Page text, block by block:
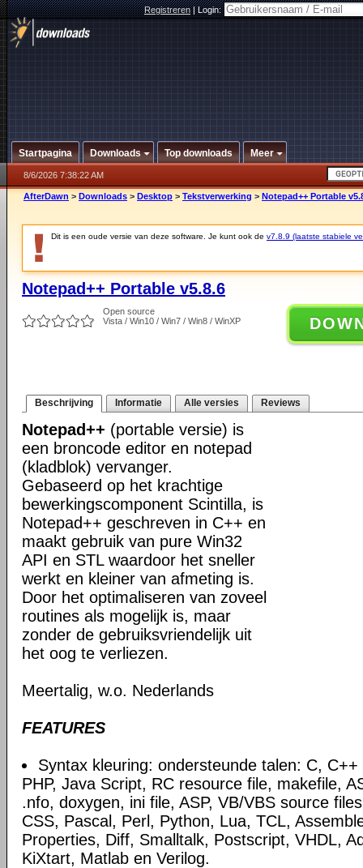
Registreren|Login:
Startpagina Downloads Top downloads Meer
8/6/2026 7:38:22 AM
AfterDawn > Downloads > Desktop > Tekstverwerking > Notepad++ Portable
Dit is een oude versie van deze software. Je kunt ook de v7.8.9 (laatste stabiele
Notepad++ Portable v5.8.6
Open source
Vista / Win10 / Win7 / Win8 / WinXP
Beschrijving Informatie Alle versies Reviews
Notepad++ (portable versie) is
een broncode editor en notepad
(kladblok) vervanger.
Gebaseerd op het krachtige
bewerkingscomponent Scintilla, is
Notepad++ geschreven in C++ en
maakt gebruik van pure Win32
API en STL waardoor het sneller
werkt en kleiner van afmeting is.
Door het optimaliseren van zoveel
routines als mogelijk is, maar
zonder de gebruiksvriendelijk uit
het oog te verliezen.
Meertalig, w.o. Nederlands
FEATURES
Syntax kleuring: ondersteunde talen: C,
PHP, Java Script, RC resource file, makefile,
.nfo, doxygen, ini file, ASP, VB/VBS source
CSS, Pascal, Perl, Python, Lua, TCL,
Properties, Diff, Smalltalk, Postscript, VHDL,
KiXtart, Matlab en Verilog.